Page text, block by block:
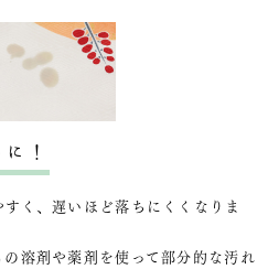
！
く、遅いほど落ちにくくなりま
溶剤や薬剤を使って部分的な汚れ